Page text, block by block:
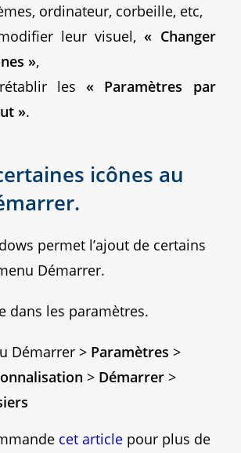
ordinateur, corbeille, etc,
leur visuel, « Changer
»,
les « Paramètres par
».
icônes au
permet l’ajout de certains
Démarrer.
dans les paramètres.
Démarrer > Paramètres >
> Démarrer >
cet article pour plus de